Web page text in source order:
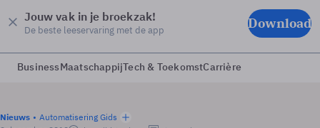
Jouw vak in je broekzak!
De beste leeservaring met de app Download
BusinessMaatschappijTech & ToekomstCarrière
Nieuws
Automatisering Gids